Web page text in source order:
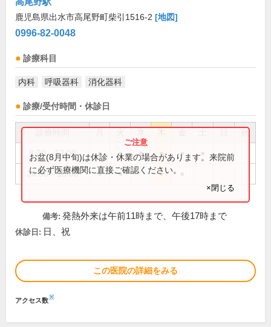
鹿児島県出水市高尾野町柴引1516-2 [地図]
0996-82-0048
診療科目
内科 呼吸器科 消化器科
診療/受付時間・休診日
祝
8:30～12:00 ● ● ● ● ●
14:00～18:00 ● ● ●
お盆(8月中旬)は休診・休業の場合があります。来院前
に必ず医療機関に直接ご確認ください。
×閉じる
備考: 発熱外来は午前11時まで、午後17時まで
休診日: 日、祝
この医院の詳細をみる
アクセス数※